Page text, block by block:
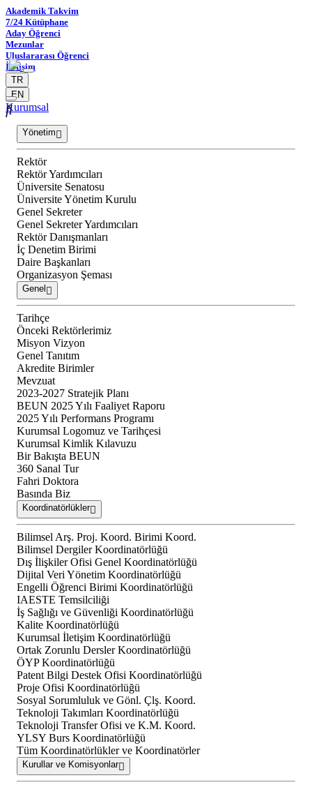
Akademik Takvim
7/24 Kütüphane
Aday Öğrenci
Mezunlar
Uluslararası Öğrenci
İletişim
TR
EN
Kurumsal
Yönetim
Rektör
Rektör Yardımcıları
Üniversite Senatosu
Üniversite Yönetim Kurulu
Genel Sekreter
Genel Sekreter Yardımcıları
Rektör Danışmanları
İç Denetim Birimi
Daire Başkanları
Organizasyon Şeması
Genel
Tarihçe
Önceki Rektörlerimiz
Misyon Vizyon
Genel Tanıtım
Akredite Birimler
Mevzuat
2023-2027 Stratejik Planı
BEUN 2025 Yılı Faaliyet Raporu
2025 Yılı Performans Programı
Kurumsal Logomuz ve Tarihçesi
Kurumsal Kimlik Kılavuzu
Bir Bakışta BEUN
360 Sanal Tur
Fahri Doktora
Basında Biz
Koordinatörlükler
Bilimsel Arş. Proj. Koord. Birimi Koord.
Bilimsel Dergiler Koordinatörlüğü
Dış İlişkiler Ofisi Genel Koordinatörlüğü
Dijital Veri Yönetim Koordinatörlüğü
Engelli Öğrenci Birimi Koordinatörlüğü
IAESTE Temsilciliği
İş Sağlığı ve Güvenliği Koordinatörlüğü
Kalite Koordinatörlüğü
Kurumsal İletişim Koordinatörlüğü
Ortak Zorunlu Dersler Koordinatörlüğü
ÖYP Koordinatörlüğü
Patent Bilgi Destek Ofisi Koordinatörlüğü
Proje Ofisi Koordinatörlüğü
Sosyal Sorumluluk ve Gönl. Çlş. Koord.
Teknoloji Takımları Koordinatörlüğü
Teknoloji Transfer Ofisi ve K.M. Koord.
YLSY Burs Koordinatörlüğü
Tüm Koordinatörlükler ve Koordinatörler
Kurullar ve Komisyonlar